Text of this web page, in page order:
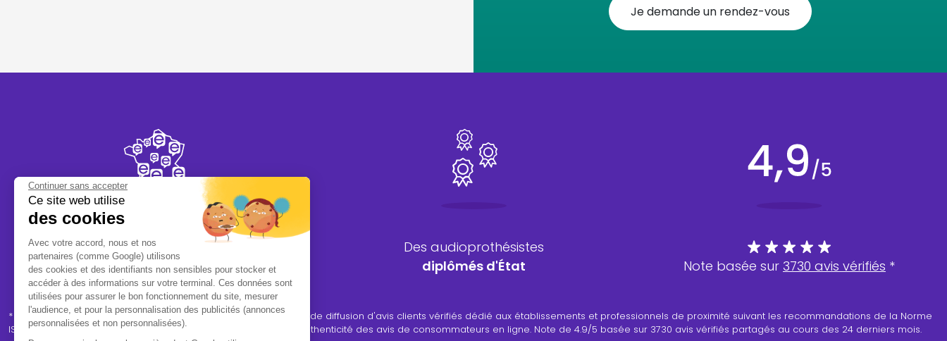
Continuer sans accepter
Ce site web utilise
des cookies
Avec votre accord, nous et nos
partenaires (comme Google) utilisons
des cookies et des identifiants non sensibles pour stocker et
accéder à des informations sur votre terminal. Ces données sont
utilisées pour assurer le bon fonctionnement du site, mesurer
l'audience, et pour la personnalisation des publicités (annonces
personnalisées et non personnalisées).
Je demande un rendez-vous
Plus de320
centres
partout en France
Des audioprothésistes
diplômés d'État
Note basée sur 3730 avis vérifiés *
* Avis client Trustville vérifiés - Trustville est un tiers de confiance de diffusion d'avis clients vérifiés dédié aux établissements et professionnels de proximité suivant les recommandations de la Norme
ISO "Avis de consommateurs en ligne" (
), favorisant l’authenticité des avis de consommateurs en ligne. Note de 4.9/5 basée sur 3730 avis vérifiés partagés au cours des 24 derniers mois.